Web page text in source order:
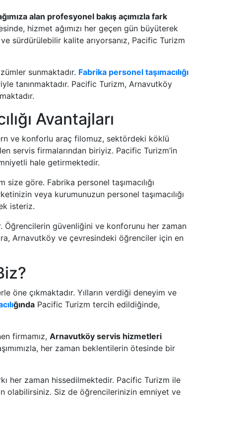
alan profesyonel bakış açımızla fark
hizmet ağımızı her geçen gün büyüterek
sürdürülebilir kalite arıyorsanız, Pacific Turizm
sunmaktadır. Fabrika personel taşımacılığı
tanınmaktadır. Pacific Turizm, Arnavutköy
Avantajları
ve konforlu araç filomuz, sektördeki köklü
servis firmalarından biriyiz. Pacific Turizm’in
hale getirmektedir.
size göre. Fabrika personel taşımacılığı
veya kurumunuzun personel taşımacılığı
isteriz.
Öğrencilerin güvenliğini ve konforunu her zaman
Arnavutköy ve çevresindeki öğrenciler için en
öne çıkmaktadır. Yılların verdiği deneyim ve
ğında Pacific Turizm tercih edildiğinde,
firmamız, Arnavutköy servis hizmetleri
her zaman beklentilerin ötesinde bir
her zaman hissedilmektedir. Pacific Turizm ile
olabilirsiniz. Siz de öğrencilerinizin emniyet ve